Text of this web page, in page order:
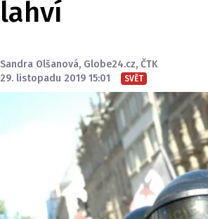
lahví
Sandra Olšanová, Globe24.cz, ČTK
29. listopadu 2019 15:01
SVĚT